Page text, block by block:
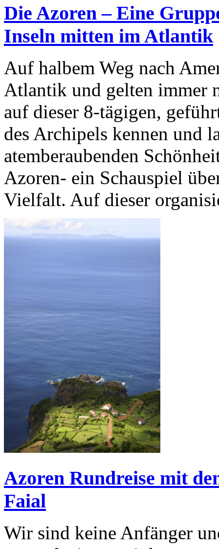
Die Azoren – Eine
Inseln mitten im Atlantik
Auf halbem Weg nach
Atlantik und gelten immer
auf dieser 8-tägigen,
des Archipels kennen und
atemberaubenden
Azoren- ein Schauspiel
Vielfalt. Auf dieser
Azoren Rundreise mit
Faial
Wir sind keine Anfänger